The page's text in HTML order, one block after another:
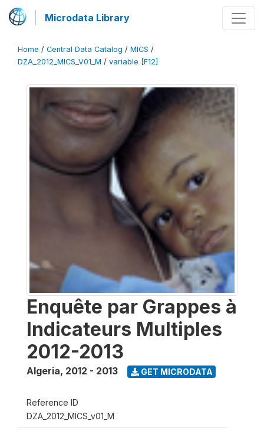
Microdata Library
Home / Central Data Catalog / MICS /
DZA_2012_MICS_V01_M / variable [F12]
Enquête par Grappes à
Indicateurs Multiples
2012-2013
Algeria, 2012 - 2013 GET MICRODATA
Reference ID
DZA_2012_MICS_v01_M